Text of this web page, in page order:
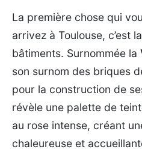
La première chose qui
arrivez à Toulouse, c’est
bâtiments. Surnommée la
son surnom des briques
pour la construction de
révèle une palette de
au rose intense, créant
chaleureuse et